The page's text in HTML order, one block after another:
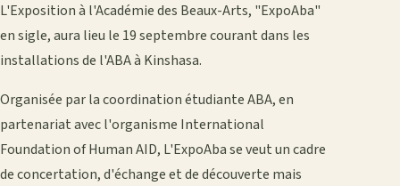
L'Exposition à l'Académie des Beaux-Arts, "ExpoAba"
en sigle, aura lieu le 19 septembre courant dans les
installations de l'ABA à Kinshasa.
Organisée par la coordination étudiante ABA, en
partenariat avec l'organisme International
Foundation of Human AID, L'ExpoAba se veut un cadre
de concertation, d'échange et de découverte mais